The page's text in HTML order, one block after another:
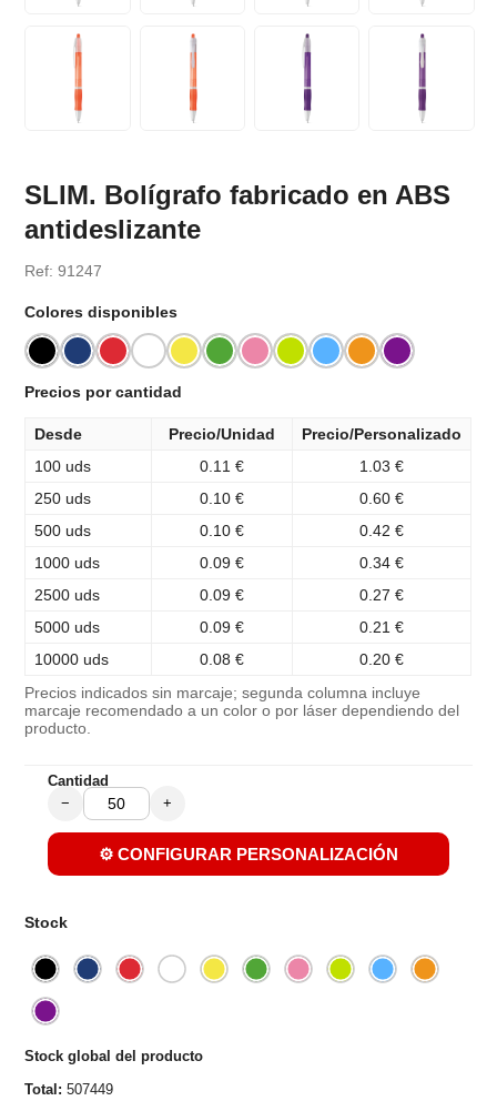
SLIM. Bolígrafo fabricado en ABS
antideslizante
Ref: 91247
Colores disponibles
Precios por cantidad
Desde Precio/Unidad
Precio/Personalizado
100 uds
0.11 €
1.03 €
250 uds
0.10 €
0.60 €
500 uds
0.10 €
0.42 €
1000 uds
0.09 €
0.34 €
2500 uds
0.09 €
0.27 €
5000 uds
0.09 €
0.21 €
10000 uds
0.08 € 0.20 €
Precios indicados sin marcaje; segunda columna incluye
marcaje recomendado a un color o por láser dependiendo del
producto.
Cantidad
− +
⚙️ CONFIGURAR PERSONALIZACIÓN
Stock
Stock global del producto
Total: 507449